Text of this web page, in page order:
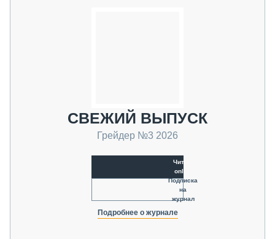
СВЕЖИЙ ВЫПУСК
Грейдер №3 2026
Читать
online
Подписка
на
журнал
Подробнее о журнале